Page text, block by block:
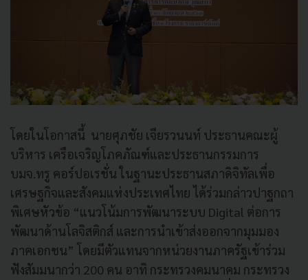
โดยในโอกาสนี้ นายศุภชัย เจียรวนนท์ ประธานคณะผู้
บริหาร เครือเจริญโภคภัณฑ์และประธานกรรมการ
บมจ.ทรู คอร์ปอเรชั่น ในฐานะประธานสภาดิจิทัลเพื่อ
เศรษฐกิจและสังคมแห่งประเทศไทย ได้ร่วมกล่าวปาฐกถา
พิเศษหัวข้อ “แนวโน้มการพัฒนาระบบ Digital ต่อการ
พัฒนาด้านโลจิสติกส์ และการนำเข้าส่งออกจากมุมมอง
ภาคเอกชน” โดยมีตัวแทนจากหน่วยงานภาครัฐเข้าร่วม
ฟังสัมมนากว่า 200 คน อาทิ กระทรวงคมนาคม กระทรวง